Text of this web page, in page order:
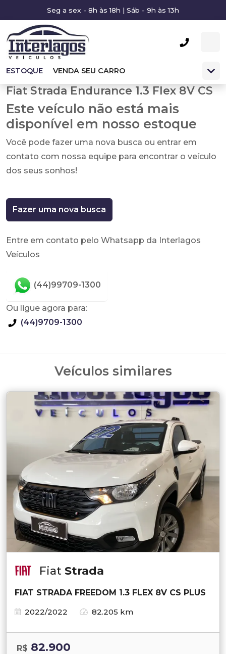
Seg a sex - 8h às 18h | Sáb - 9h às 13h
ESTOQUE VENDA SEU CARRO
Fiat Strada Endurance 1.3 Flex 8V CS
Este veículo não está mais
disponível em nosso estoque
Você pode fazer uma nova busca ou entrar em
contato com nossa equipe para encontrar o veículo
dos seus sonhos!
Fazer uma nova busca
Entre em contato pelo Whatsapp da Interlagos
Veículos
(44)99709-1300
Ou ligue agora para:
(44)9709-1300
Veículos similares
Fiat Strada
FIAT STRADA FREEDOM 1.3 FLEX 8V CS PLUS
2022/2022
82.205 km
R$ 82.900